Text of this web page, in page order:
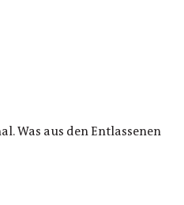
Was aus den Entlassenen